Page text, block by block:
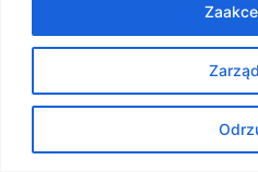
Prawa autorskie © 2026
Motyw Astra